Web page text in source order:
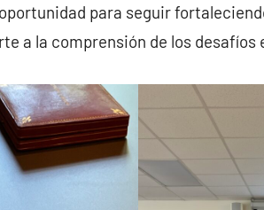
para seguir
a la comprensión de los